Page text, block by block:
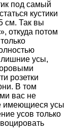
под самый
кустики
см. Так вы
откуда потом
лишние усы,
розетки
В том
вас не
имеющиеся усы
усов только